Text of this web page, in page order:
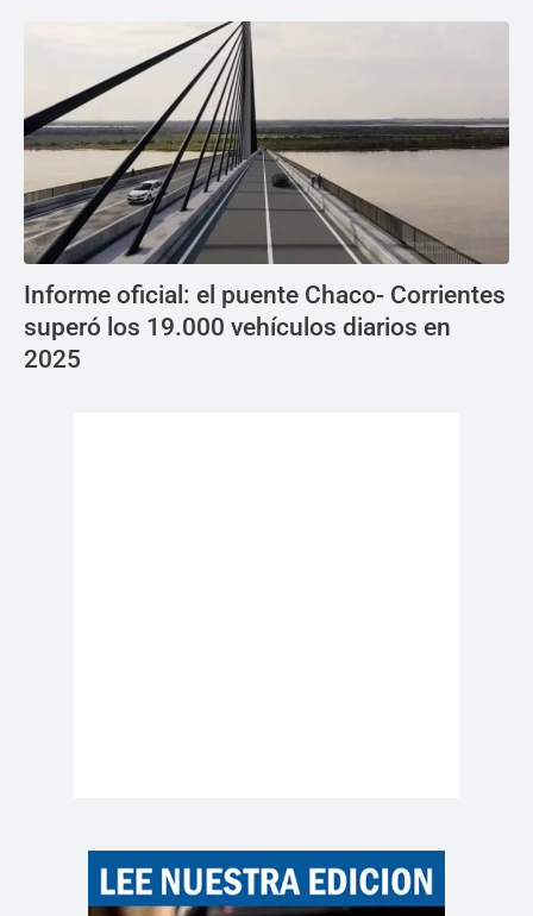
Informe oficial: el puente Chaco- Corrientes
superó los 19.000 vehículos diarios en
2025